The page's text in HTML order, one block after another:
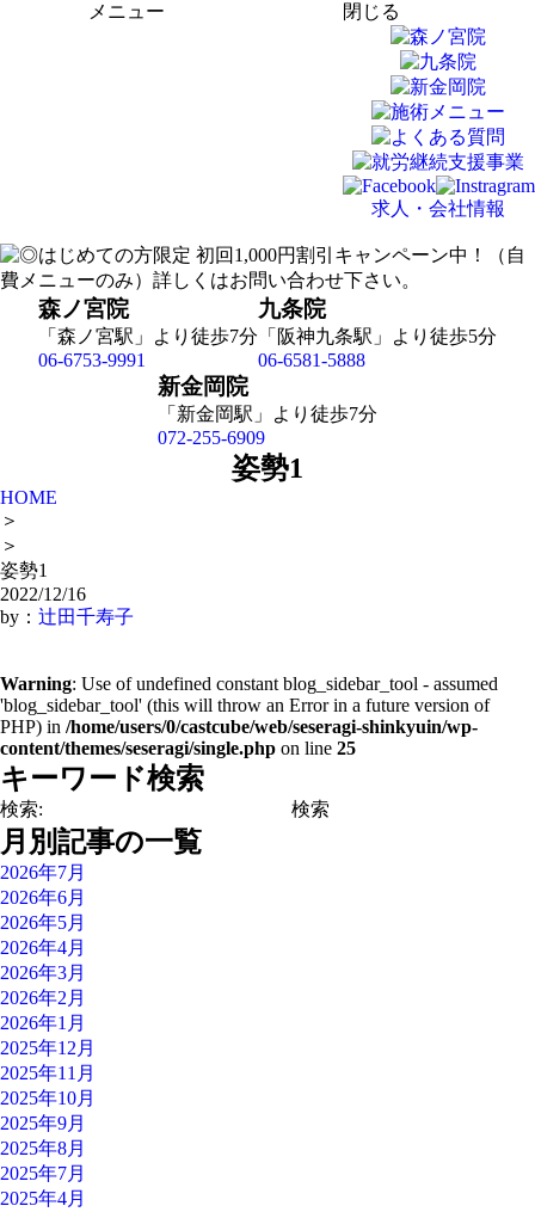
メニュー 閉じる
求人・会社情報
森ノ宮院
「森ノ宮駅」より徒歩7分
06-6753-9991
九条院
「阪神九条駅」より徒歩5分
06-6581-5888
新金岡院
「新金岡駅」より徒歩7分
072-255-6909
姿勢1
HOME
＞
＞
姿勢1
2022/12/16
by： 辻田千寿子
Warning: Use of undefined constant blog_sidebar_tool - assumed
'blog_sidebar_tool' (this will throw an Error in a future version of
PHP) in /home/users/0/castcube/web/seseragi-shinkyuin/wp-
content/themes/seseragi/single.php on line 25
キーワード検索
検索:
月別記事の一覧
2026年7月
2026年6月
2026年5月
2026年4月
2026年3月
2026年2月
2026年1月
2025年12月
2025年11月
2025年10月
2025年9月
2025年8月
2025年7月
2025年4月